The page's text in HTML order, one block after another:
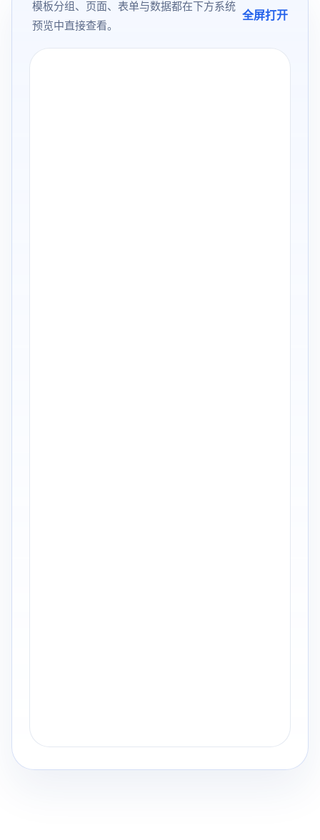
模板分组、页面、表单与数据都在下方系统
预览中直接查看。
全屏打开